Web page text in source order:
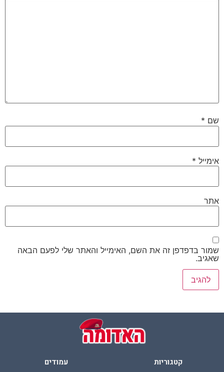
שם *
אימייל *
אתר
שמור בדפדפן זה את השם, האימייל והאתר שלי לפעם הבאה
שאגיב.
קטגוריות עמודים